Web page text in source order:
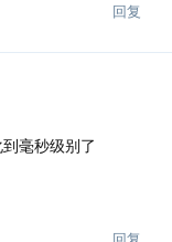
回复
毫秒级别了